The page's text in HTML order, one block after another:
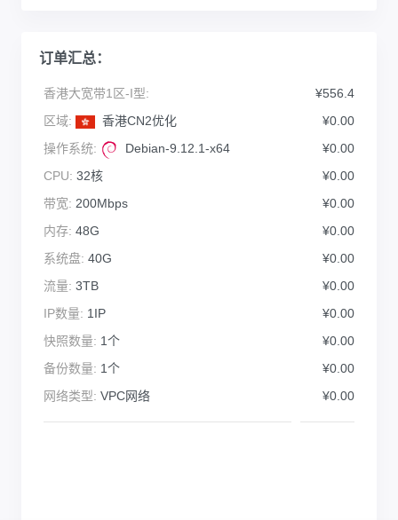
订单汇总：
香港大宽带1区-I型:
¥556.4
区域:
香港CN2优化
¥0.00
操作系统:
Debian-9.12.1-x64
¥0.00
CPU: 32核
¥0.00
带宽: 200Mbps
¥0.00
内存: 48G
¥0.00
系统盘: 40G
¥0.00
流量: 3TB
¥0.00
IP数量: 1IP
¥0.00
快照数量: 1个
¥0.00
备份数量: 1个
¥0.00
网络类型: VPC网络 ¥0.00